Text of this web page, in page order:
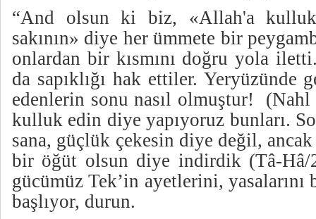
“And olsun ki biz, «Allah'a
sakının» diye her ümmete bir
onlardan bir kısmını doğru yola
da sapıklığı hak ettiler. Yeryüzünde
edenlerin sonu nasıl olmuştur! (Nahl
kulluk edin diye yapıyoruz bunları.
sana, güçlük çekesin diye değil,
bir öğüt olsun diye indirdik (Tâ-
gücümüz Tek’in ayetlerini,
başlıyor, durun.